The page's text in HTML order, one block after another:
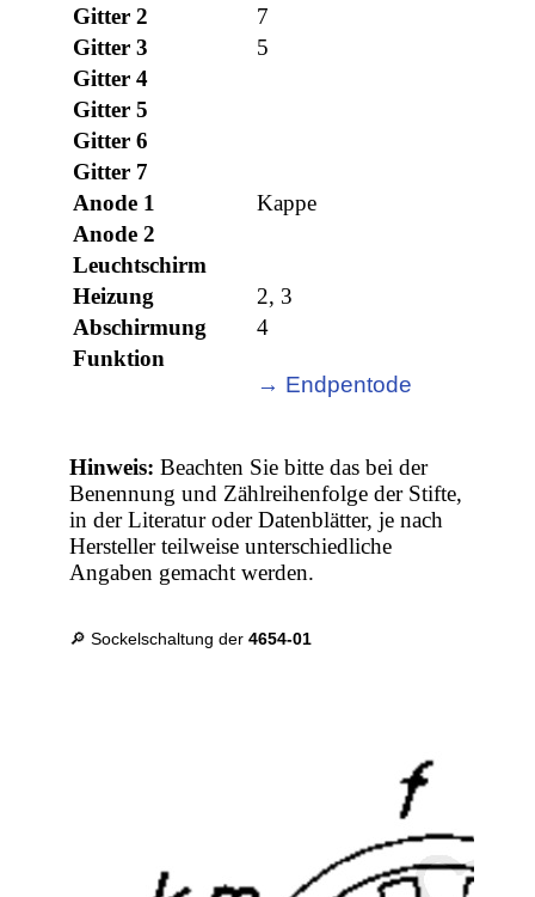
Gitter 2
7
Gitter 3
5
Gitter 4
Gitter 5
Gitter 6
Gitter 7
Anode 1
Kappe
Anode 2
Leuchtschirm
Heizung
2, 3
Abschirmung
4
Funktion
→ Endpentode
Hinweis: Beachten Sie bitte das bei der
Benennung und Zählreihenfolge der Stifte,
in der Literatur oder Datenblätter, je nach
Hersteller teilweise unterschiedliche
Angaben gemacht werden.
🔎 Sockelschaltung der4654-01